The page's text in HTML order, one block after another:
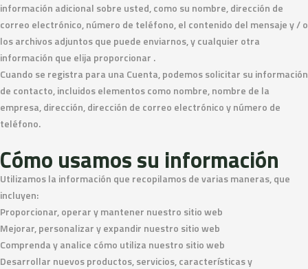
información adicional sobre usted, como su nombre, dirección de
correo electrónico, número de teléfono, el contenido del mensaje y / o
los archivos adjuntos que puede enviarnos, y cualquier otra
información que elija proporcionar .
Cuando se registra para una Cuenta, podemos solicitar su información
de contacto, incluidos elementos como nombre, nombre de la
empresa, dirección, dirección de correo electrónico y número de
teléfono.
Cómo usamos su información
Utilizamos la información que recopilamos de varias maneras, que
incluyen:
Proporcionar, operar y mantener nuestro sitio web
Mejorar, personalizar y expandir nuestro sitio web
Comprenda y analice cómo utiliza nuestro sitio web
Desarrollar nuevos productos, servicios, características y